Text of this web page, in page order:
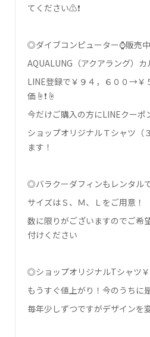
てください⚠❗
◎ダイブコンピューター⌚販売中
AQUALUNG（アクアラング）
LINE登録で￥９４，６００→
価☝❗☝
今だけご購入の方にLINEクー
ショップオリジナルＴシャツ（
ます！
◎バラクーダフィンもレンタル
サイズはＳ、Ｍ、Ｌをご用意！
数に限りがございますのでご希
付けください
◎ショップオリジナルTシャツ
もうすぐ値上がり！今のうちに
毎年少しずつですがデザインを